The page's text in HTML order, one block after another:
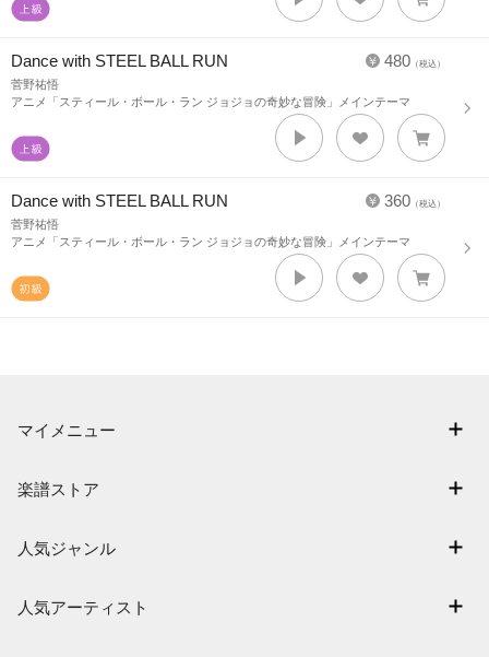
480 （税込）
Dance with STEEL BALL RUN
菅野祐悟
アニメ「スティール・ボール・ラン ジョジョの奇妙な冒険」メインテーマ
360 （税込）
Dance with STEEL BALL RUN
菅野祐悟
アニメ「スティール・ボール・ラン ジョジョの奇妙な冒険」メインテーマ
マイメニュー
退会はこちら
楽譜ストア
難易度別に探す
人気ジャンル
人気アーティスト